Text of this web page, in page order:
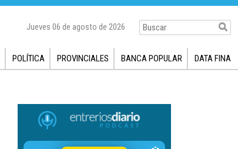
Jueves 06 de agosto de 2026
POLÍTICA PROVINCIALES BANCA POPULAR DATA FINA